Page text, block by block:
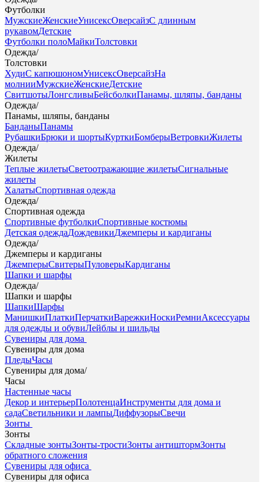
Футболки
МужскиеЖенскиеУнисексОверсайзС длинным
рукавомДетские
Футболки полоМайкиТолстовки
Одежда/
Толстовки
ХудиС капюшономУнисексОверсайзНа
молнииМужскиеЖенскиеДетские
СвитшотыЛонгсливыБейсболкиПанамы, шляпы, банданы
Одежда/
Панамы, шляпы, банданы
БанданыПанамы
РубашкиБрюки и шортыКурткиБомберыВетровкиЖилеты
Одежда/
Жилеты
Теплые жилетыСветоотражающие жилетыСигнальные
жилеты
ХалатыСпортивная одежда
Одежда/
Спортивная одежда
Спортивные футболкиСпортивные костюмы
Детская одеждаДождевикиДжемперы и кардиганы
Одежда/
Джемперы и кардиганы
ДжемперыСвитерыПуловерыКардиганы
Шапки и шарфы
Одежда/
Шапки и шарфы
ШапкиШарфы
МанишкиПлаткиПерчаткиВарежкиНоскиРемниАксессуары
для одежды и обувиЛейблы и шильды
Сувениры для дома
Сувениры для дома
ПледыЧасы
Сувениры для дома/
Часы
Настенные часы
Декор и интерьерПолотенцаИнструменты для дома и
садаСветильники и лампыДиффузорыСвечи
Зонты
Зонты
Складные зонтыЗонты-тростиЗонты антиштормЗонты
обратного сложения
Сувениры для офиса
Сувениры для офиса